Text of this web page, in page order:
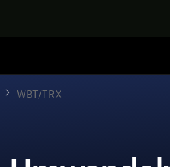
WBT/TRX